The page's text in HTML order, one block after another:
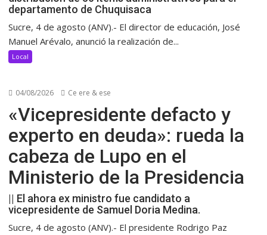
departamento de Chuquisaca
Sucre, 4 de agosto (ANV).- El director de educación, José
Manuel Arévalo, anunció la realización de...
Local
04/08/2026 Ce ere & ese
«Vicepresidente defacto y
experto en deuda»: rueda la
cabeza de Lupo en el
Ministerio de la Presidencia
|| El ahora ex ministro fue candidato a
vicepresidente de Samuel Doria Medina.
Sucre, 4 de agosto (ANV).- El presidente Rodrigo Paz